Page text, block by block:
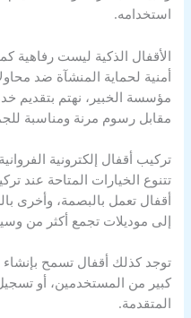
استخدامه.
الأقفال الذكية ليست رفاهية
أمنية لحماية المنشآة ضد
مؤسسة الخبير، نهتم بتقديم
مقابل رسوم مرنة ومناسبة
تركيب أقفال إلكترونية الفروانية
تتنوع الخيارات المتاحة عند
أقفال تعمل بالبصمة، وأخرى
إلى موديلات تجمع أكثر من
توجد كذلك أقفال تسمح بإنشاء
كبير من المستخدمين، أو
المتقدمة.